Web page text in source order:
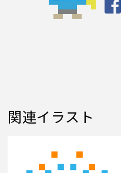
関連イラスト